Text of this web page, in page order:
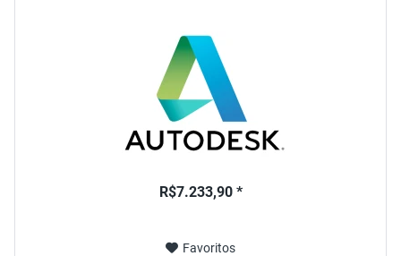
R$7.233,90 *
Favoritos